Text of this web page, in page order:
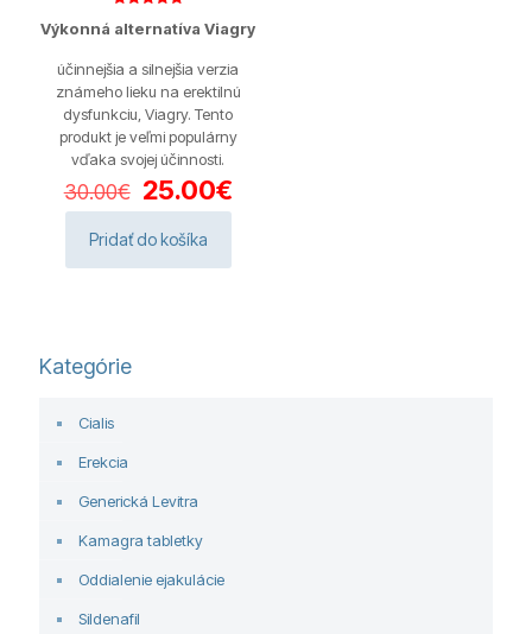
5.00
Výkonná alternatíva Viagry
účinnejšia a silnejšia verzia
známeho lieku na erektilnú
dysfunkciu, Viagry. Tento
produkt je veľmi populárny
vďaka svojej účinnosti.
30.00€ Pôvodná
cena
bola:
30.00€.
25.00€Aktuálna
cena
Pridať do košíka
Kategórie
Cialis
Erekcia
Generická Levitra
Kamagra tabletky
Oddialenie ejakulácie
Sildenafil